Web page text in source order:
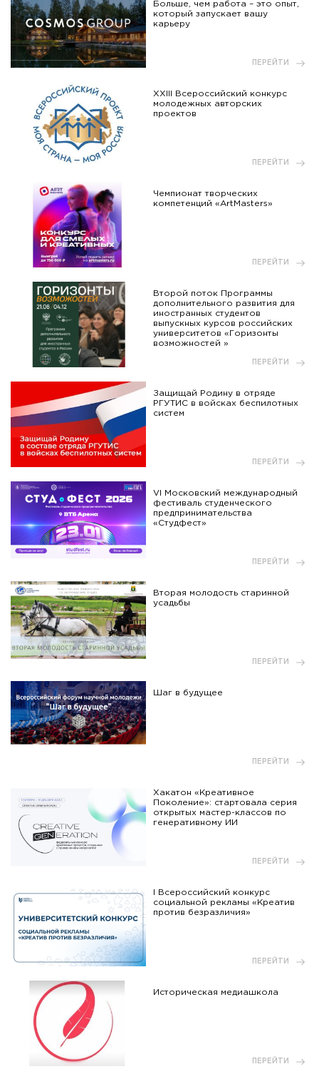
Больше, чем работа – это опыт,
который запускает вашу
карьеру
ПЕРЕЙТИ
XXIII Всероссийский конкурс
молодежных авторских
проектов
ПЕРЕЙТИ
Чемпионат творческих
компетенций «ArtMasters»
ПЕРЕЙТИ
Второй поток Программы
дополнительного развития для
иностранных студентов
выпускных курсов российских
университетов «Горизонты
возможностей »
ПЕРЕЙТИ
Защищай Родину в отряде
РГУТИС в войсках беспилотных
систем
ПЕРЕЙТИ
VI Московский международный
фестиваль студенческого
предпринимательства
«Студфест»
ПЕРЕЙТИ
Вторая молодость старинной
усадьбы
ПЕРЕЙТИ
Шаг в будущее
ПЕРЕЙТИ
Хакатон «Креативное
Поколение»: стартовала серия
открытых мастер-классов по
генеративному ИИ
ПЕРЕЙТИ
I Всероссийский конкурс
социальной рекламы «Креатив
против безразличия»
ПЕРЕЙТИ
Историческая медиашкола
ПЕРЕЙТИ